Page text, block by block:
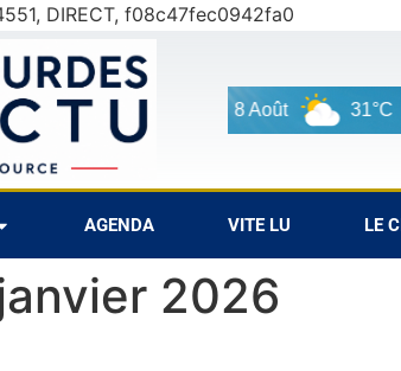
DIRECT, f08c47fec0942fa0
27°C 8 Août 31°C
AGENDA VITE LU LE
2026